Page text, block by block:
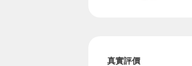
真實評價